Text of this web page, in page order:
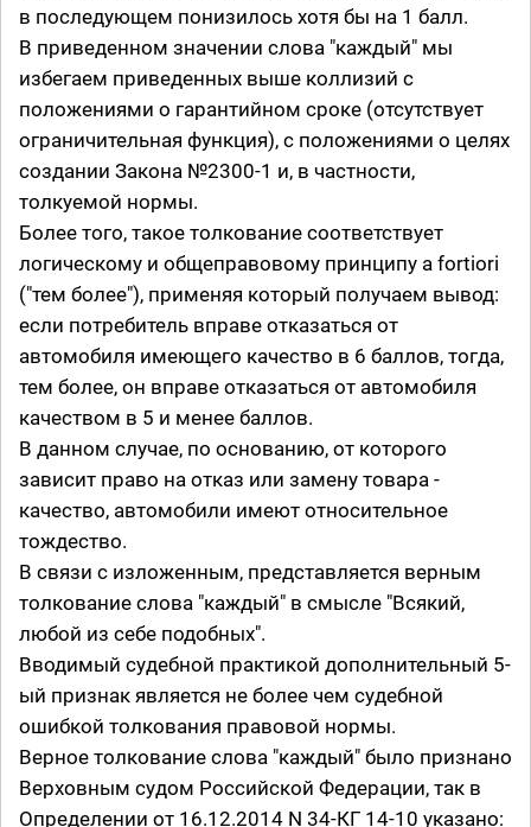
в последующем понизилось хотя бы на 1 балл.
В приведенном значении слова "каждый" мы
избегаем приведенных выше коллизий с
положениями о гарантийном сроке (отсутствует
ограничительная функция), с положениями о целях
создании Закона №2300-1 и, в частности,
толкуемой нормы.
Более того, такое толкование соответствует
логическому и общеправовому принципу a fortiori
("тем более"), применяя который получаем вывод:
если потребитель вправе отказаться от
автомобиля имеющего качество в 6 баллов, тогда,
тем более, он вправе отказаться от автомобиля
качеством в 5 и менее баллов.
В данном случае, по основанию, от которого
зависит право на отказ или замену товара -
качество, автомобили имеют относительное
тождество.
В связи с изложенным, представляется верным
толкование слова "каждый" в смысле "Всякий,
любой из себе подобных".
Вводимый судебной практикой дополнительный 5-
ый признак является не более чем судебной
ошибкой толкования правовой нормы.
Верное толкование слова "каждый" было признано
Верховным судом Российской Федерации, так в
Определении от 16.12.2014 N 34-КГ 14-10 указано: